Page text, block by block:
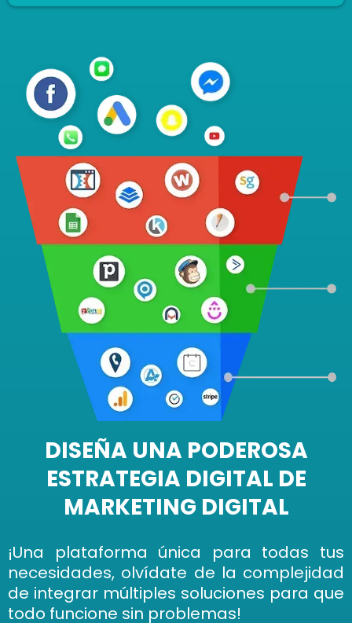
DISEÑA UNA PODEROSA
ESTRATEGIA DIGITAL DE
MARKETING DIGITAL
¡Una plataforma única para todas tus
necesidades, olvídate de la complejidad
de integrar múltiples soluciones para que
todo funcione sin problemas!